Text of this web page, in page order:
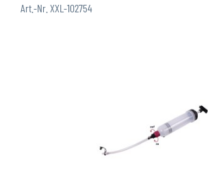
Art.-Nr. XXL-102754